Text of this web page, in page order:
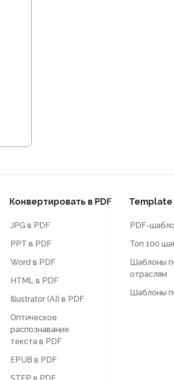
Конвертировать в PDF
JPG в PDF
PPT в PDF
Word в PDF
HTML в PDF
Illustrator (AI) в PDF
Оптическое
распознавание
текста в PDF
EPUB в PDF
STEP в PDF
PDF-
Топ 100
Шаблоны
отраслям
Шаблоны